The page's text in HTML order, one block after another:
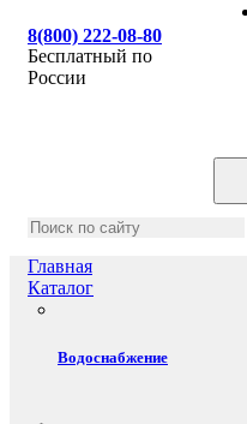
8(800) 222-08-80
Бесплатный по
России
Главная
Каталог
Водоснабжение